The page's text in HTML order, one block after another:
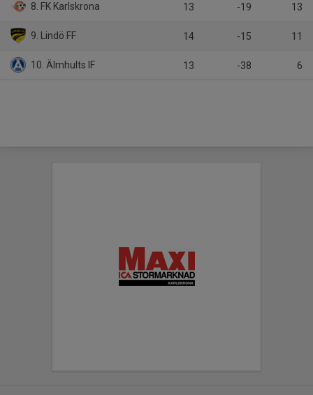
8. FK Karlskrona 13 -19 13
9. Lindö FF 14 -15 11
10. Älmhults IF 13 -38 6